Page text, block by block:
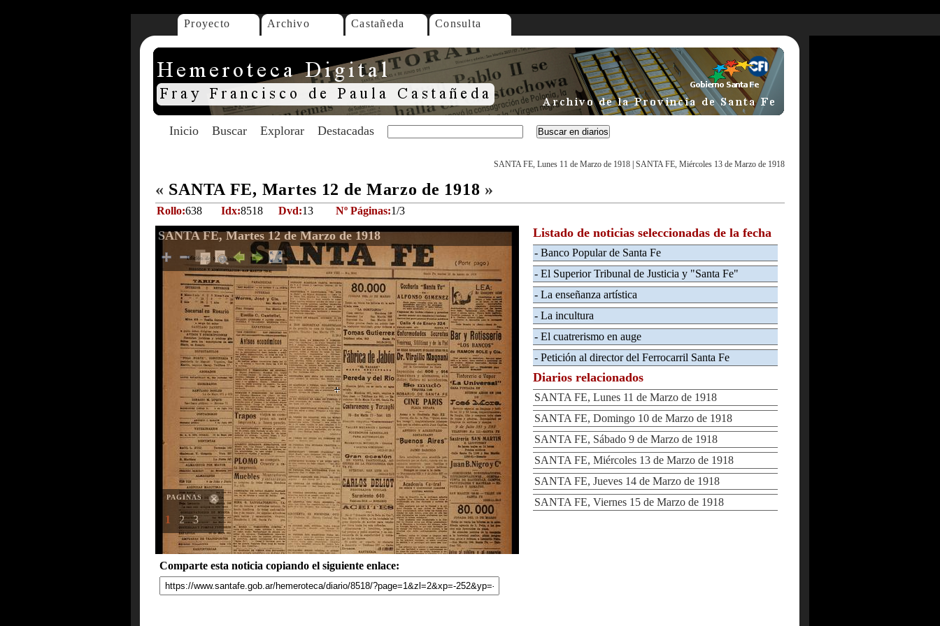
Proyecto Archivo Castañeda Consulta
Inicio Buscar Explorar Destacadas
SANTA FE, Lunes 11 de Marzo de 1918 SANTA FE, Miércoles 13 de Marzo de 1918
« SANTA FE, Martes 12 de Marzo de 1918 »
Rollo:638 Idx:8518 Dvd:13 Nº Páginas:1/3
SANTA FE, Martes 12 de Marzo de 1918
PAGINAS
1 2 3
Comparte esta noticia copiando el siguiente enlace:
Listado de noticias seleccionadas de la fecha
- Banco Popular de Santa Fe
- El Superior Tribunal de Justicia y "Santa Fe"
- La enseñanza artística
- La incultura
- El cuatrerismo en auge
- Petición al director del Ferrocarril Santa Fe
Diarios relacionados
SANTA FE, Lunes 11 de Marzo de 1918
SANTA FE, Domingo 10 de Marzo de 1918
SANTA FE, Sábado 9 de Marzo de 1918
SANTA FE, Miércoles 13 de Marzo de 1918
SANTA FE, Jueves 14 de Marzo de 1918
SANTA FE, Viernes 15 de Marzo de 1918